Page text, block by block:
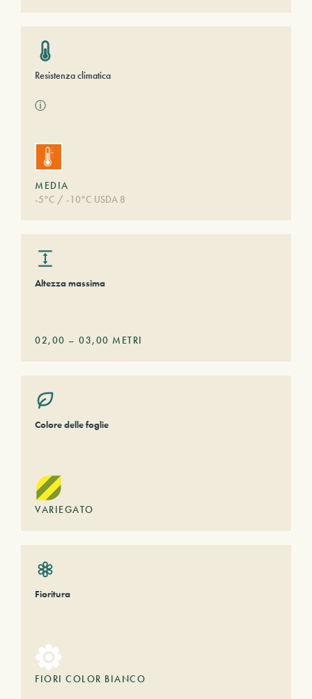
Resistenza climatica
ⓘ
MEDIA
-5°C / -10°C USDA 8
Altezza massima
02,00 – 03,00 METRI
Colore delle foglie
VARIEGATO
Fioritura
FIORI COLOR BIANCO